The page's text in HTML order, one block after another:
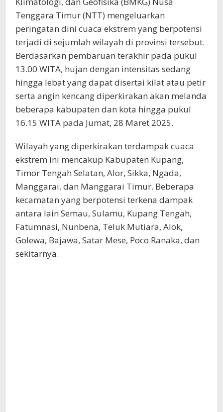
Tenggara Timur (NTT) mengeluarkan
peringatan dini cuaca ekstrem yang berpotensi
terjadi di sejumlah wilayah di provinsi tersebut.
Berdasarkan pembaruan terakhir pada pukul
13.00 WITA, hujan dengan intensitas sedang
hingga lebat yang dapat disertai kilat atau petir
serta angin kencang diperkirakan akan melanda
beberapa kabupaten dan kota hingga pukul
16.15 WITA pada Jumat, 28 Maret 2025.
Wilayah yang diperkirakan terdampak cuaca
ekstrem ini mencakup Kabupaten Kupang,
Timor Tengah Selatan, Alor, Sikka, Ngada,
Manggarai, dan Manggarai Timur. Beberapa
kecamatan yang berpotensi terkena dampak
antara lain Semau, Sulamu, Kupang Tengah,
Fatumnasi, Nunbena, Teluk Mutiara, Alok,
Golewa, Bajawa, Satar Mese, Poco Ranaka, dan
sekitarnya.